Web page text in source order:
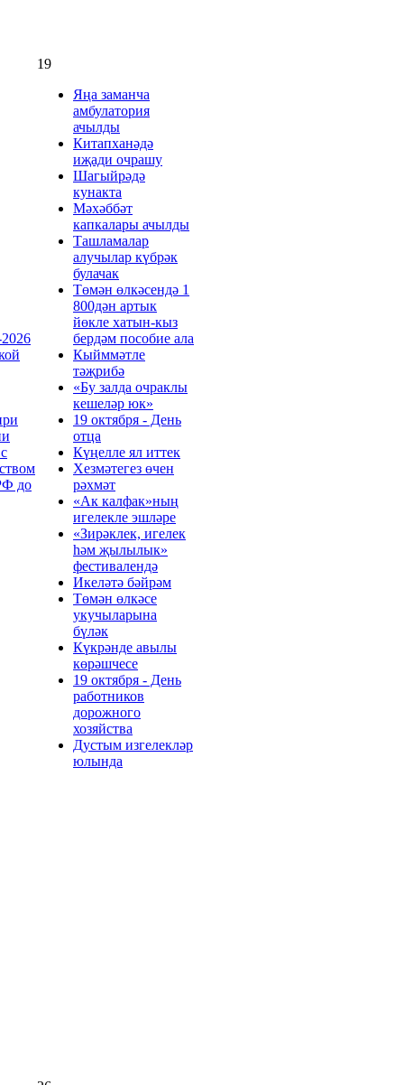
до
19
Яңа заманча
амбулатория
ачылды
Китапханәдә
иҗади очрашу
Шагыйрәдә
кунакта
Мәхәббәт
капкалары ачылды
Ташламалар
алучылар күбрәк
булачак
Төмән өлкәсендә 1
800дән артык
йөкле хатын-кыз
бердәм пособие ала
Кыйммәтле
тәҗрибә
«Бу залда очраклы
кешеләр юк»
19 октября - День
отца
Күңелле ял иттек
Хезмәтегез өчен
рәхмәт
«Ак калфак»ның
игелекле эшләре
«Зирәклек, игелек
һәм җылылык»
фестивалендә
Икеләтә бәйрәм
Төмән өлкәсе
укучыларына
бүләк
Күкрәнде авылы
көрәшчесе
19 октября - День
работников
дорожного
хозяйства
Дустым изгелекләр
юлында